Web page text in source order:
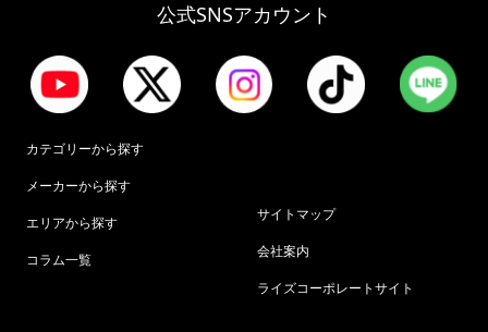
公式SNSアカウント
カテゴリーから探す
メーカーから探す
エリアから探す
コラム一覧
サイトマップ
会社案内
ライズコーポレートサイト